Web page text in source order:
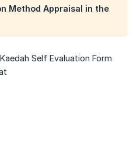
Method Appraisal in the
Self Evaluation Form